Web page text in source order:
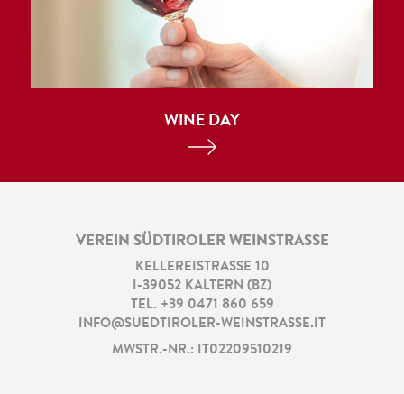
WINE DAY
VEREIN SÜDTIROLER WEINSTRASSE
KELLEREISTRASSE 10
I-39052 KALTERN (BZ)
TEL. +39 0471 860 659
INFO@SUEDTIROLER-WEINSTRASSE.IT
MWSTR.-NR.: IT02209510219